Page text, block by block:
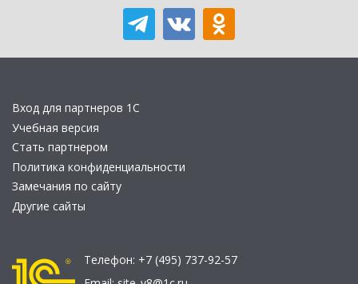
Вход для партнеров 1С
Учебная версия
Стать партнером
Политика конфиденциальности
Замечания по сайту
Другие сайты
Телефон: +7 (495) 737-92-57